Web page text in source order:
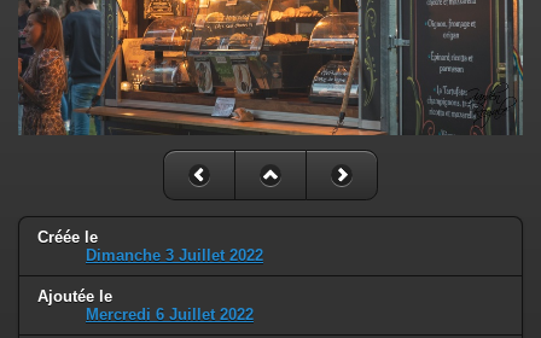
Créée le
Dimanche 3 Juillet 2022
Ajoutée le
Mercredi 6 Juillet 2022